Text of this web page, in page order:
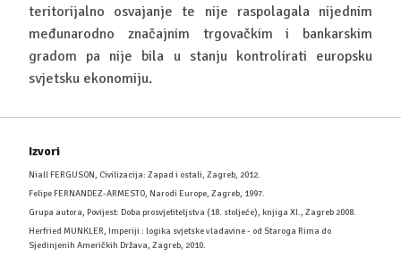
teritorijalno osvajanje te nije raspolagala nijednim
međunarodno značajnim trgovačkim i bankarskim
gradom pa nije bila u stanju kontrolirati europsku
svjetsku ekonomiju.
Izvori
Niall FERGUSON, Civilizacija: Zapad i ostali, Zagreb, 2012.
Felipe FERNANDEZ-ARMESTO, Narodi Europe, Zagreb, 1997.
Grupa autora, Povijest: Doba prosvjetiteljstva (18. stoljeće), knjiga XI., Zagreb 2008.
Herfried MUNKLER, Imperiji : logika svjetske vladavine - od Staroga Rima do
Sjedinjenih Američkih Država, Zagreb, 2010.